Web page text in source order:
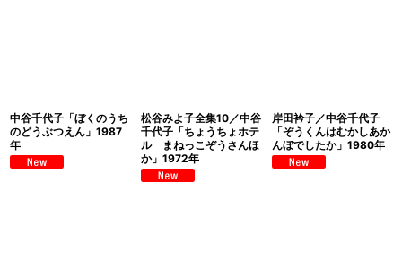
中谷千代子「ぼくのうち
のどうぶつえん」1987
年
松谷みよ子全集10／中谷
千代子「ちょうちょホテ
ル まねっこぞうさんほ
か」1972年
岸田衿子／中谷千代子
「ぞうくんはむかしあか
んぼでしたか」1980年